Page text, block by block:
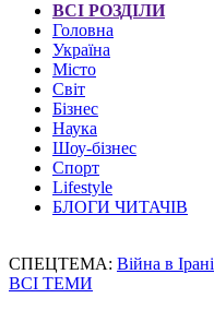
ВСІ РОЗДІЛИ
Головна
Україна
Місто
Світ
Бізнес
Наука
Шоу-бізнес
Спорт
Lifestyle
БЛОГИ ЧИТАЧІВ
СПЕЦТЕМА: Війна в Ірані
ВСІ ТЕМИ